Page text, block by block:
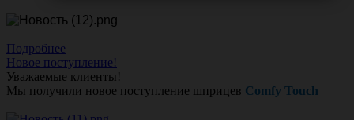
Подробнее
Новое поступление!
Уважаемые клиенты!
Мы получили новое поступление шприцев Comfy Touch